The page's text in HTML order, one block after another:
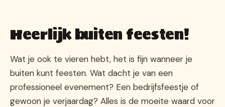
Heerlijk buiten feesten!
Wat je ook te vieren hebt, het is fijn wanneer je
buiten kunt feesten. Wat dacht je van een
professioneel evenement? Een bedrijfsfeestje of
gewoon je verjaardag? Alles is de moeite waard voor